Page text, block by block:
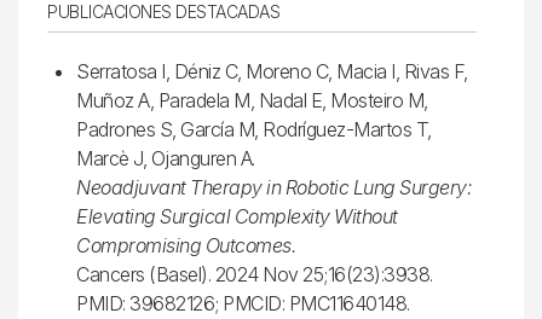
PUBLICACIONES DESTACADAS
Serratosa I, Déniz C, Moreno C, Macia I, Rivas F,
Muñoz A, Paradela M, Nadal E, Mosteiro M,
Padrones S, García M, Rodríguez-Martos T,
Marcè J, Ojanguren A.
Neoadjuvant Therapy in Robotic Lung Surgery:
Elevating Surgical Complexity Without
Compromising Outcomes.
Cancers (Basel). 2024 Nov 25;16(23):3938.
PMID: 39682126; PMCID: PMC11640148.